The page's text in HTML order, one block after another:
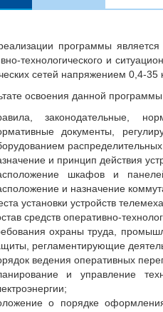
программы
технологического и
сетей напряжением 0,4-35
освоения данной
законодательные,
документы,
и принцип действия
шкафов и
и назначение
установки устройств
средств оперативно-
охраны труда,
регламентирующие
ведения оперативных
и управление
о порядке